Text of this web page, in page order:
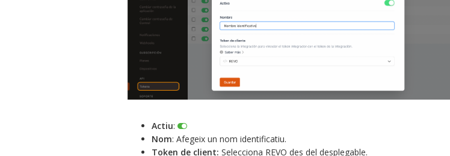
Actiu:
Nom: Afegeix un nom identificatiu.
Token de client: Selecciona REVO des del desplegable.